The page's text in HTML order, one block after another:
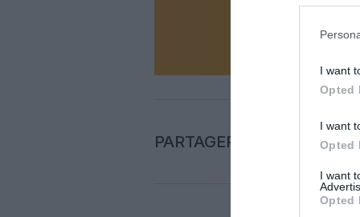
I want
Opted
I want
Opted
I want
Opted
PARTAGER L'ARTICLE